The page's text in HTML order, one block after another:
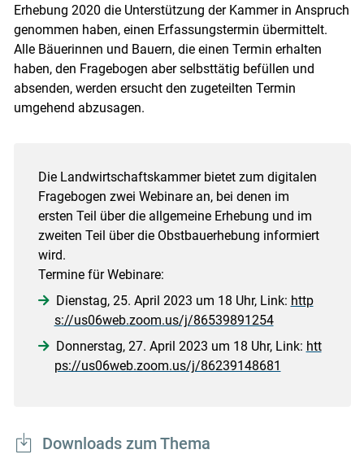
Erhebung 2020 die Unterstützung der Kammer in Anspruch
genommen haben, einen Erfassungstermin übermittelt.
Alle Bäuerinnen und Bauern, die einen Termin erhalten
haben, den Fragebogen aber selbsttätig befüllen und
absenden, werden ersucht den zugeteilten Termin
umgehend abzusagen.
Die Landwirtschaftskammer bietet zum digitalen
Fragebogen zwei Webinare an, bei denen im
ersten Teil über die allgemeine Erhebung und im
zweiten Teil über die Obstbauerhebung informiert
wird.
Termine für Webinare:
Dienstag, 25. April 2023 um 18 Uhr, Link: http
s://us06web.zoom.us/j/86539891254
Donnerstag, 27. April 2023 um 18 Uhr, Link: htt
ps://us06web.zoom.us/j/86239148681
Downloads zum Thema